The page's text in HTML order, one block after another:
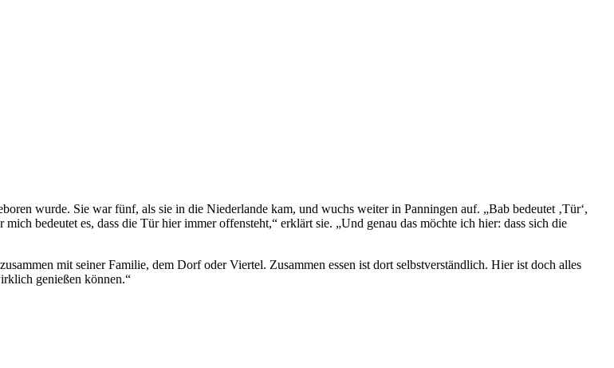
wurde. Sie war fünf, als sie in die Niederlande kam, und wuchs weiter in Panningen auf. „Bab bedeutet ‚Tür‘,
bedeutet es, dass die Tür hier immer offensteht,“ erklärt sie. „Und genau das möchte ich hier: dass sich die
mit seiner Familie, dem Dorf oder Viertel. Zusammen essen ist dort selbstverständlich. Hier ist doch alles
genießen können.“